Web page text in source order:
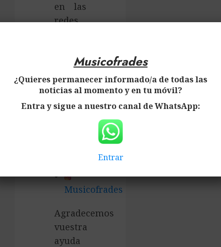
en las
redes
detallan
a
continuación:
Musicofrades
Musicofrades
Musicofrades
Agradecemos
vuestra
ayuda
Musicofrades
¿Quieres permanecer informado/a de todas las
noticias al momento y en tu móvil?
Entra y sigue a nuestro canal de WhatsApp:
Entrar